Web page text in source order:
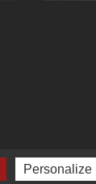
Personalize